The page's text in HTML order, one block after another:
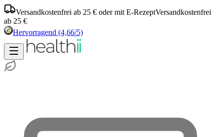
Versandkostenfrei ab 25 € oder mit E-RezeptVersandkostenfrei
ab 25 €
Hervorragend (4,66/5)